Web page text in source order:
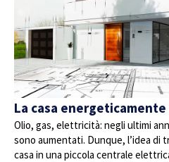
La casa
Olio, gas, elettricità: negli ultimi
sono aumentati. Dunque, l’idea di
casa in una piccola centrale